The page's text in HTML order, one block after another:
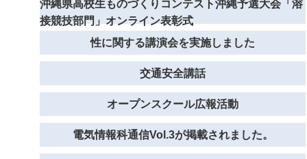
沖縄県高校生ものづくりコンテスト沖縄予選大会「溶
接競技部門」オンライン表彰式
性に関する講演会を実施しました
交通安全講話
オープンスクール広報活動
電気情報科通信Vol.3が掲載されました。